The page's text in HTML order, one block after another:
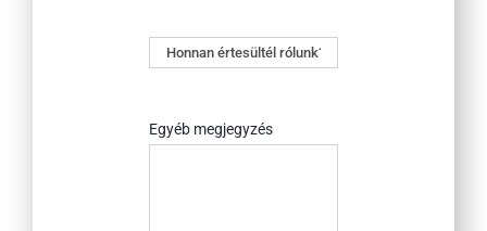
Honnan
értesültél
Egyéb megjegyzés